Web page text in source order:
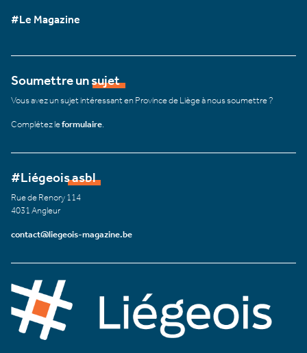
#Le Magazine
Soumettre un sujet
Vous avez un sujet intéressant en Province de Liège à nous soumettre ?
Complétez leformulaire
#Liégeois asbl
Rue de Renory 114
4031 Angleur
contact@liegeois-magazine.be